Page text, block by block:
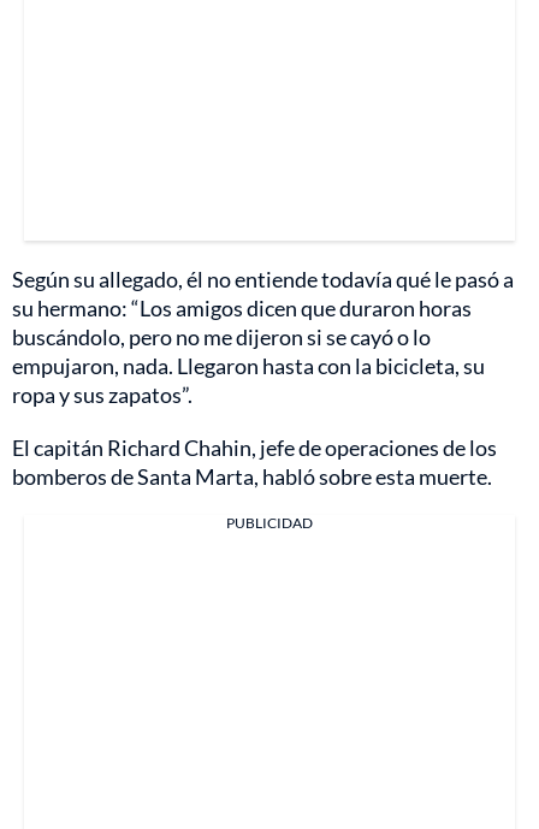
Según su allegado, él no entiende todavía qué le pasó a
su hermano: “Los amigos dicen que duraron horas
buscándolo, pero no me dijeron si se cayó o lo
empujaron, nada. Llegaron hasta con la bicicleta, su
ropa y sus zapatos”.
El capitán Richard Chahin, jefe de operaciones de los
bomberos de Santa Marta, habló sobre esta muerte.
PUBLICIDAD